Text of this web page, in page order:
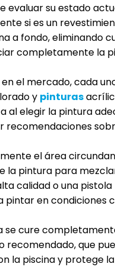
evaluar su estado
si es un
a fondo, eliminando
completamente la
el mercado, cada
y pinturas
al elegir la pintura
recomendaciones
el área
la pintura para
calidad o una
pintar en condiciones
se cure
recomendado, que
la piscina y protege